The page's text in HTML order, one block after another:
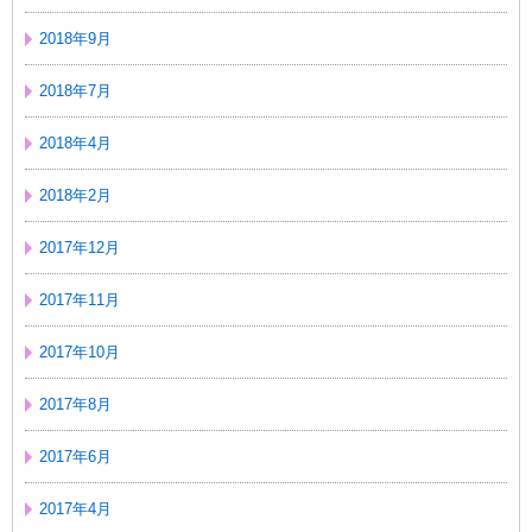
2018年9月
2018年7月
2018年4月
2018年2月
2017年12月
2017年11月
2017年10月
2017年8月
2017年6月
2017年4月